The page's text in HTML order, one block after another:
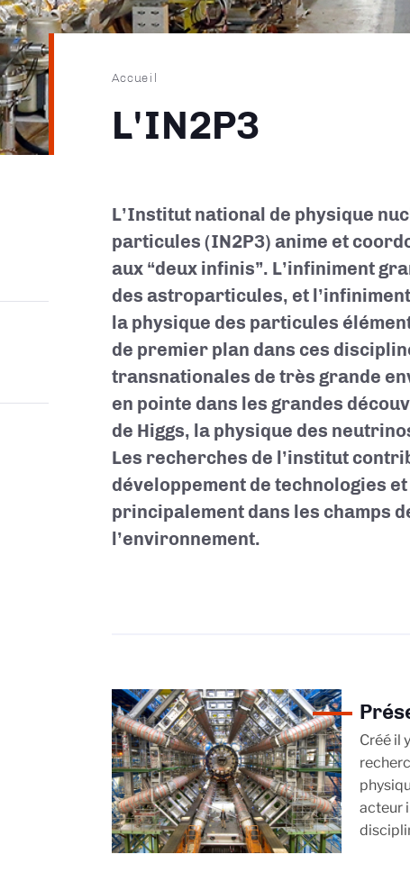
Fil
Accueil
L'IN2P3
L’Institut national de physique
particules (IN2P3) anime et
aux “deux infinis”. L’infiniment
des astroparticules, et
la physique des particules
de premier plan dans ces
transnationales de très grande
en pointe dans les grandes
de Higgs, la physique des
Les recherches de l’institut
développement de technologies
principalement dans les champs
l’environnement.
Créé il
acteur